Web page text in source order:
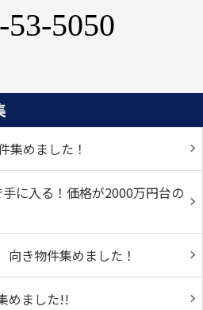
53-5050
集めました！
に入る！価格が2000万円台の
き物件集めました！
めました!!